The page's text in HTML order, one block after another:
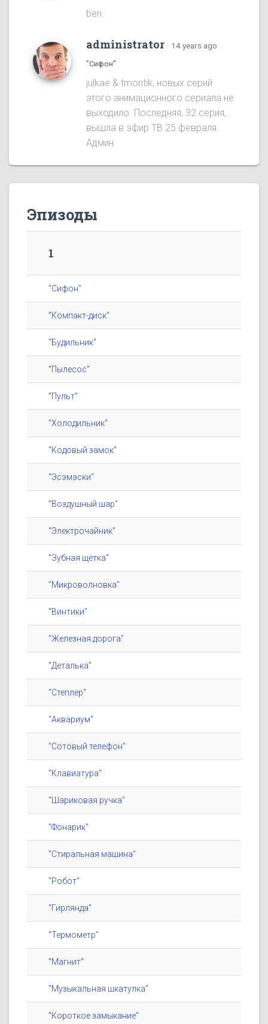
ben
administrator · 14 years ago
"Сифон"
julkae & tmontik, новых серий
этого анимационного сериала не
выходило. Последняя, 32 серия,
вышла в эфир ТВ 25 февраля.
Админ.
Эпизоды
1
"Сифон"
"Компакт-диск"
"Будильник"
"Пылесос"
"Пульт"
"Холодильник"
"Кодовый замок"
"Эсэмэски"
"Воздушный шар"
"Электрочайник"
"Зубная щётка"
"Микроволновка"
"Винтики"
"Железная дорога"
"Деталька"
"Степлер"
"Аквариум"
"Сотовый телефон"
"Клавиатура"
"Шариковая ручка"
"Фонарик"
"Стиральная машина"
"Робот"
"Гирлянда"
"Термометр"
"Магнит"
"Музыкальная шкатулка"
"Короткое замыкание"